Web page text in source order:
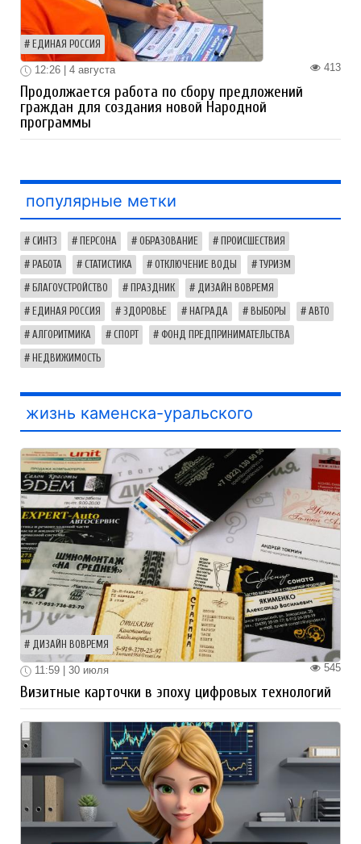
ЕДИНАЯ РОССИЯ
413
12:26 | 4 августа
Продолжается работа по сбору предложений
граждан для создания новой Народной
программы
популярные метки
СИНТЗ ПЕРСОНА ОБРАЗОВАНИЕ ПРОИСШЕСТВИЯ
РАБОТА СТАТИСТИКА ОТКЛЮЧЕНИЕ ВОДЫ ТУРИЗМ
БЛАГОУСТРОЙСТВО ПРАЗДНИК ДИЗАЙН ВОВРЕМЯ
ЕДИНАЯ РОССИЯ ЗДОРОВЬЕ НАГРАДА ВЫБОРЫ АВТО
АЛГОРИТМИКА СПОРТ ФОНД ПРЕДПРИНИМАТЕЛЬСТВА
НЕДВИЖИМОСТЬ
жизнь каменска-уральского
ДИЗАЙН ВОВРЕМЯ
545
11:59 | 30 июля
Визитные карточки в эпоху цифровых технологий